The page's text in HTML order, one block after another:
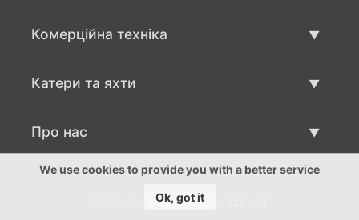
Комерційна техніка
Катери та яхти
Продаж катеру та яхти
Про нас
Про нас
©2016-2026 - szbk.pl
We use cookies to provide you with a better service
Ok, got it